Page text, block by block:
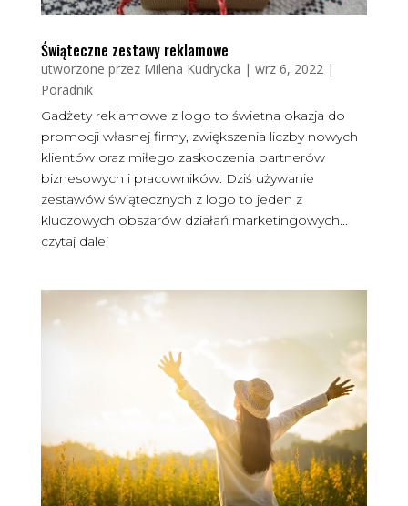
Świąteczne zestawy reklamowe
utworzone przez Milena Kudrycka | wrz 6, 2022 |
Poradnik
Gadżety reklamowe z logo to świetna okazja do
promocji własnej firmy, zwiększenia liczby nowych
klientów oraz miłego zaskoczenia partnerów
biznesowych i pracowników. Dziś używanie
zestawów świątecznych z logo to jeden z
kluczowych obszarów działań marketingowych...
czytaj dalej